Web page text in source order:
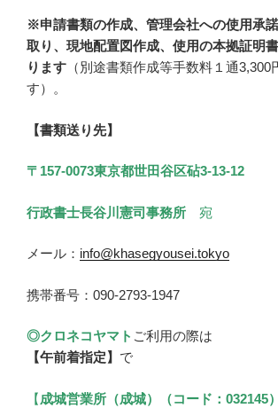
※申請書類の作成、管理会社への使用承
取り、現地配置図作成、使用の本拠証明
ります （別途書類作成等手数料１通3,300
す）。
【書類送り先】
〒157-0073東京都世田谷区砧3-13-12
行政書士長谷川憲司事務所 宛
メール： info@khasegyousei.tokyo
携帯番号：090-2793-1947
◎クロネコヤマト ご利用の際は
【午前着指定】 で
【成城営業所（成城）（コード：032145）